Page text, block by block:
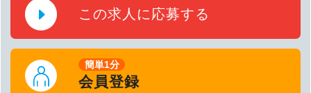
この求人に応募する
簡単1分
会員登録